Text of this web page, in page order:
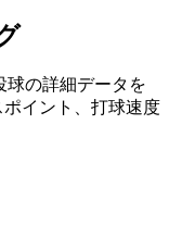
球の詳細データを
イント、打球速度